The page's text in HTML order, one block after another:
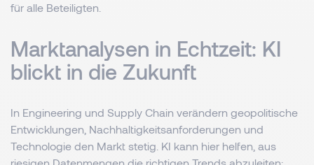
für alle Beteiligten.
Marktanalysen in Echtzeit: KI
blickt in die Zukunft
In Engineering und Supply Chain verändern geopolitische
Entwicklungen, Nachhaltigkeitsanforderungen und
Technologie den Markt stetig. KI kann hier helfen, aus